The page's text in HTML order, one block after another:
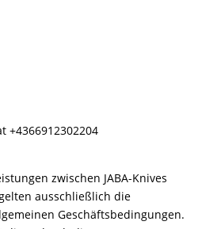
+4366912302204
zwischen JABA-Knives
ausschließlich die
Geschäftsbedingungen.